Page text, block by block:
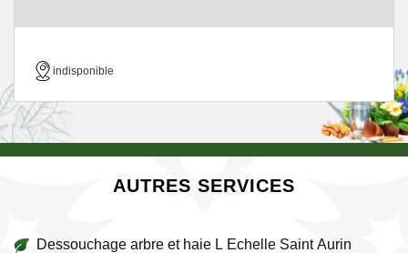
indisponible
AUTRES SERVICES
Dessouchage arbre et haie L Echelle Saint Aurin